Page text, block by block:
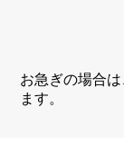
お急ぎの場合
ます。